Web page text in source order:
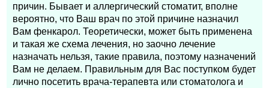
причин. Бывает и аллергический стоматит, вполне
вероятно, что Ваш врач по этой причине назначил
Вам фенкарол. Теоретически, может быть применена
и такая же схема лечения, но заочно лечение
назначать нельзя, такие правила, поэтому назначений
Вам не делаем. Правильным для Вас поступком будет
лично посетить врача-терапевта или стоматолога и